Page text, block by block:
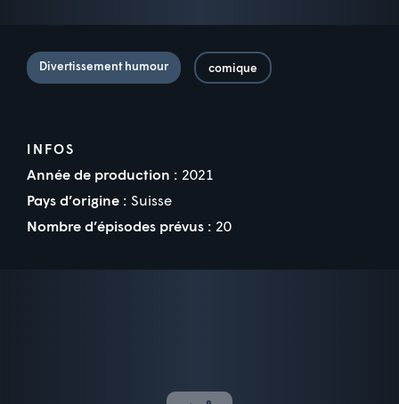
Divertissement humour comique
INFOS
Année de production : 2021
Pays d’origine : Suisse
Nombre d’épisodes prévus : 20